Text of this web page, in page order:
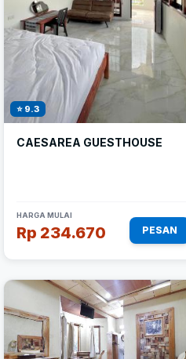
⭐ 9.3
CAESAREA GUESTHOUSE
HARGA MULAI
Rp 234.670 PESAN